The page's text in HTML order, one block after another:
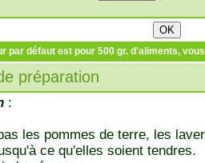
par défaut est pour 500 gr. d'aliments,
préparation
:
les pommes de terre, les
ce qu'elles soient tendres.